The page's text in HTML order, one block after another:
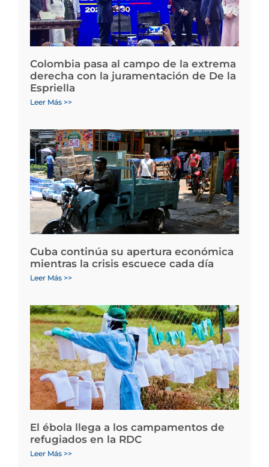
Colombia pasa al campo de la extrema
derecha con la juramentación de De la
Espriella
Leer Más >>
Cuba continúa su apertura económica
mientras la crisis escuece cada día
Leer Más >>
El ébola llega a los campamentos de
refugiados en la RDC
Leer Más >>